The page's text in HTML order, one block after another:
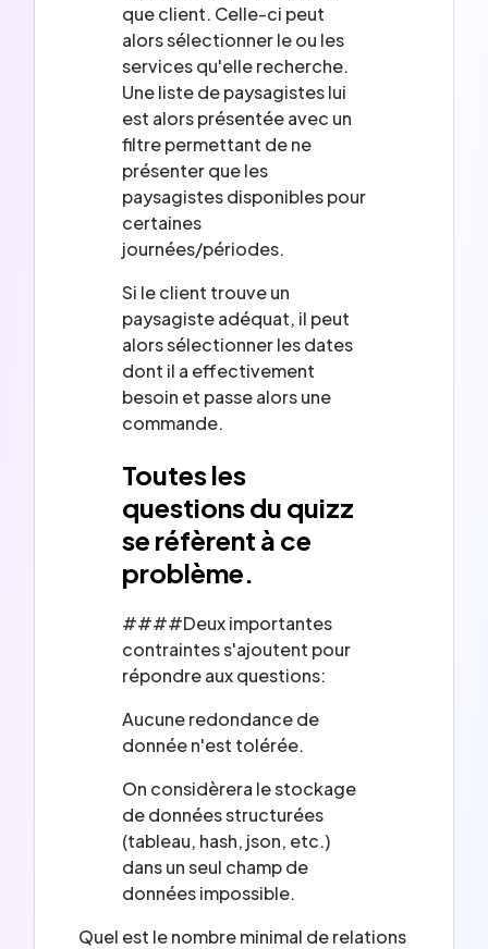
que client. Celle-ci peut
alors sélectionner le ou les
services qu'elle recherche.
Une liste de paysagistes lui
est alors présentée avec un
filtre permettant de ne
présenter que les
paysagistes disponibles pour
certaines
journées/périodes.
Si le client trouve un
paysagiste adéquat, il peut
alors sélectionner les dates
dont il a effectivement
besoin et passe alors une
commande.
Toutes les
questions du quizz
se réfèrent à ce
problème.
####Deux importantes
contraintes s'ajoutent pour
répondre aux questions:
Aucune redondance de
donnée n'est tolérée.
On considèrera le stockage
de données structurées
(tableau, hash, json, etc.)
dans un seul champ de
données impossible.
Quel est le nombre minimal de relations